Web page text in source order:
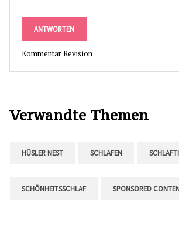
ANTWORTEN
Kommentar Revision
Verwandte Themen
HÜSLER NEST SCHLAFEN
SCHÖNHEITSSCHLAF SPONSORED